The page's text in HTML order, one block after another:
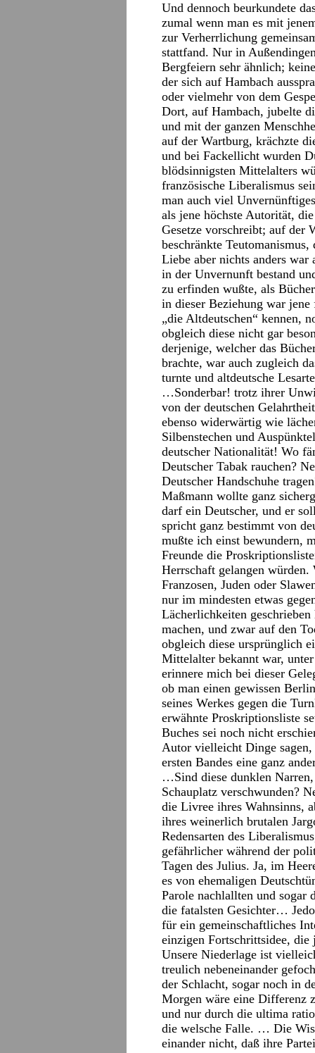
Und dennoch beurkundete
zumal wenn man es mit
zur Verherrlichung
stattfand. Nur in
Bergfeiern sehr ähnlich;
der sich auf Hambach
oder vielmehr von dem
Dort, auf Hambach, jubelte
und mit der ganzen
auf der Wartburg, krächzte
und bei Fackellicht wurden
blödsinnigsten Mittelalters
französische Liberalismus
man auch viel
als jene höchste Autorität,
Gesetze vorschreibt; auf der
beschränkte
Liebe aber nichts anders war
in der Unvernunft bestand
zu erfinden wußte, als
in dieser Beziehung war
„die Altdeutschen“ kennen,
obgleich diese nicht gar
derjenige, welcher das
brachte, war auch zugleich
turnte und altdeutsche
…Sonderbar! trotz ihrer
von der deutschen
ebenso widerwärtig wie
Silbenstechen und
deutscher Nationalität! Wo
Deutscher Tabak rauchen?
Deutscher Handschuhe
Maßmann wollte ganz
darf ein Deutscher, und er
spricht ganz bestimmt von
mußte ich einst bewundern,
Freunde die
Herrschaft gelangen
Franzosen, Juden oder
nur im mindesten etwas
Lächerlichkeiten
machen, und zwar auf den
obgleich diese ursprünglich
Mittelalter bekannt war,
erinnere mich bei dieser
ob man einen gewissen
seines Werkes gegen die
erwähnte Proskriptionsliste
Buches sei noch nicht
Autor vielleicht Dinge
ersten Bandes eine ganz
…Sind diese dunklen
Schauplatz verschwunden?
die Livree ihres Wahnsinns,
ihres weinerlich brutalen
Redensarten des
gefährlicher während der
Tagen des Julius. Ja, im
es von ehemaligen
Parole nachlallten und sogar
die fatalsten Gesichter…
für ein gemeinschaftliches
einzigen Fortschrittsidee,
Unsere Niederlage ist
treulich nebeneinander
der Schlacht, sogar noch in
Morgen wäre eine Differenz
und nur durch die ultima
die welsche Falle. … Die
einander nicht, daß ihre